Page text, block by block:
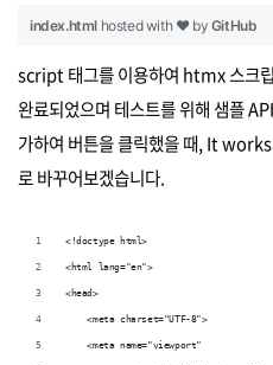
index.html hosted with ❤ by GitHub
script 태그를 이용하여 htmx 스크
완료되었으며 테스트를 위해 샘플
가하여 버튼을 클릭했을 때, It
로 바꾸어보겠습니다.
<!doctype html>
<html lang="en">
<head>
    <meta charset="UTF-8">
    <meta name="viewport"